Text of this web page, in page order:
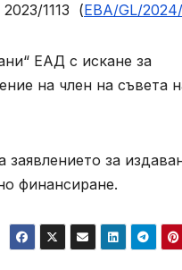
1113 (EBA/GL/
EАД с искане за
на член на съвета
за
финансиране.